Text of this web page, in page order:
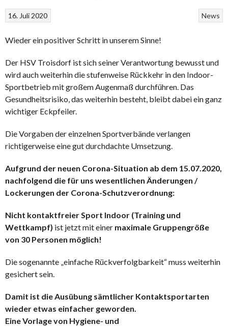
News
16. Juli 2020
Wieder ein positiver Schritt in unserem Sinne!
Der HSV Troisdorf ist sich seiner Verantwortung bewusst und
wird auch weiterhin die stufenweise Rückkehr in den Indoor-
Sportbetrieb mit großem Augenmaß durchführen. Das
Gesundheitsrisiko, das weiterhin besteht, bleibt dabei ein ganz
wichtiger Eckpfeiler.
Die Vorgaben der einzelnen Sportverbände verlangen
richtigerweise eine gut durchdachte Umsetzung.
Aufgrund der neuen Corona-Situation ab dem 15.07.2020,
nachfolgend die für uns wesentlichen Änderungen /
Lockerungen der Corona-Schutzverordnung:
Nicht kontaktfreier Sport Indoor (Training und
Wettkampf) ist jetzt mit einer maximale Gruppengröße
von 30 Personen möglich!
Die sogenannte „einfache Rückverfolgbarkeit“ muss weiterhin
gesichert sein.
Damit ist die Ausübung sämtlicher Kontaktsportarten
wieder etwas einfacher geworden.
Eine Vorlage von Hygiene- und